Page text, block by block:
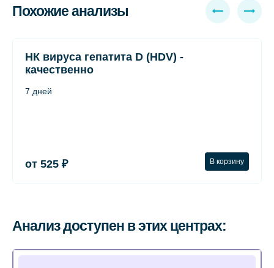
Похожие анализы
НК вируса гепатита D (HDV) -
качественно
7 дней
от 525 ₽ В корзину
Анализ доступен в этих центрах: